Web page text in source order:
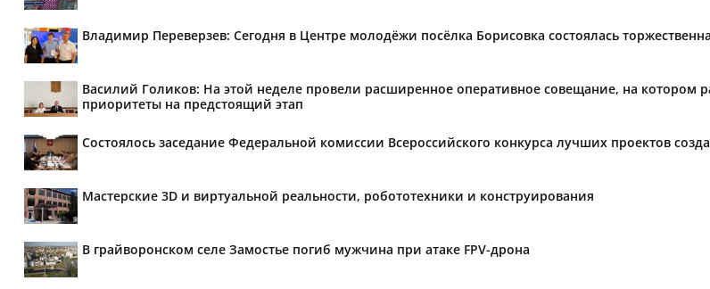
Владимир Переверзев: Сегодня в Центре молодёжи посёлка Борисовка состоялась
Василий Голиков: На этой неделе провели расширенное оперативное совещание, на котором
приоритеты на предстоящий этап
Состоялось заседание Федеральной комиссии Всероссийского конкурса лучших проектов
Мастерские 3D и виртуальной реальности, робототехники и конструирования
В грайворонском селе Замостье погиб мужчина при атаке FPV-дрона